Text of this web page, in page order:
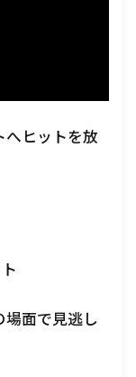
へヒットを放
場面で見逃し